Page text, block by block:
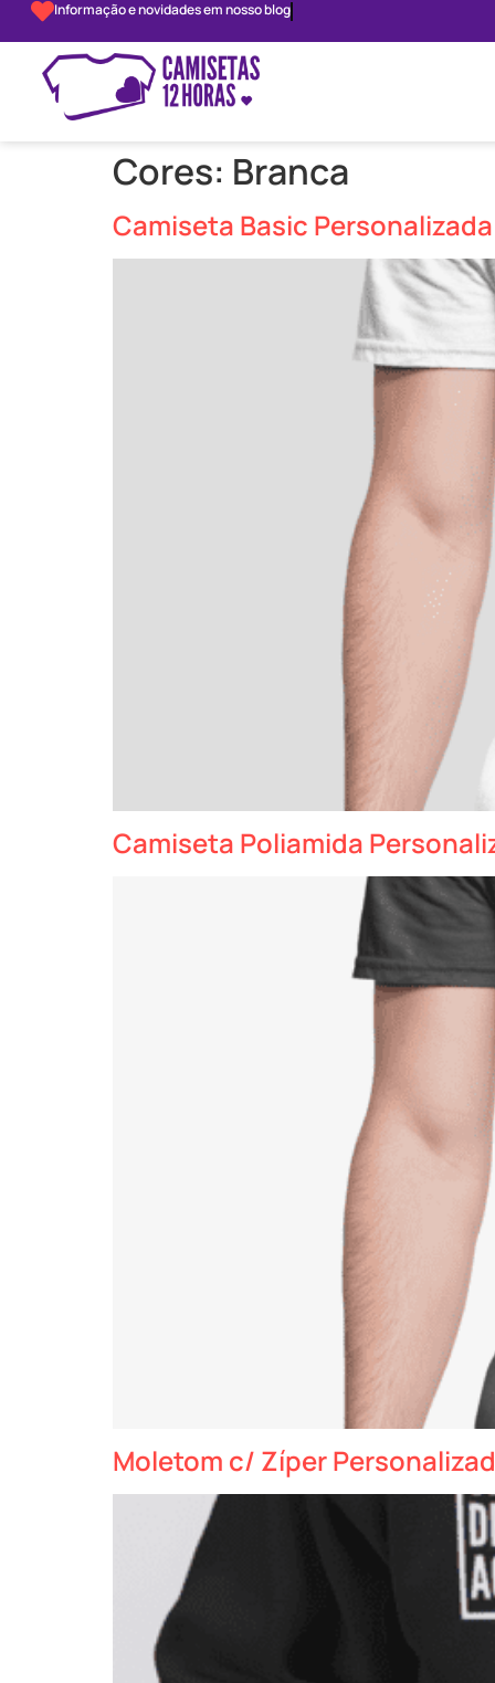
Camisetas 12h
Cores: Branca
Camiseta Basic Personalizada
Camiseta Poliamida
Moletom c/ Zíper